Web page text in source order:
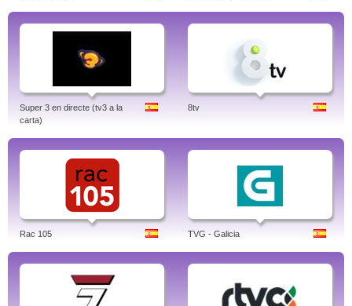
Super 3 en directe (tv3 a la
carta)
8tv
Rac 105 TVG - Galicia